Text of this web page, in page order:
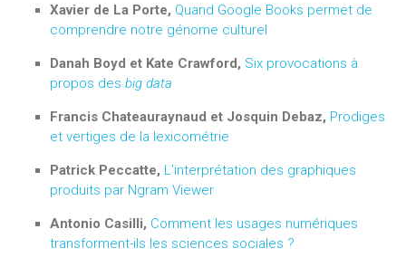
Xavier de La Porte, Quand Google Books permet de
comprendre notre génome culturel
Danah Boyd et Kate Crawford, Six provocations à
propos des big data
Francis Chateauraynaud et Josquin Debaz, Prodiges
et vertiges de la lexicométrie
Patrick Peccatte, L’interprétation des graphiques
produits par Ngram Viewer
Antonio Casilli, Comment les usages numériques
transforment-ils les sciences sociales ?